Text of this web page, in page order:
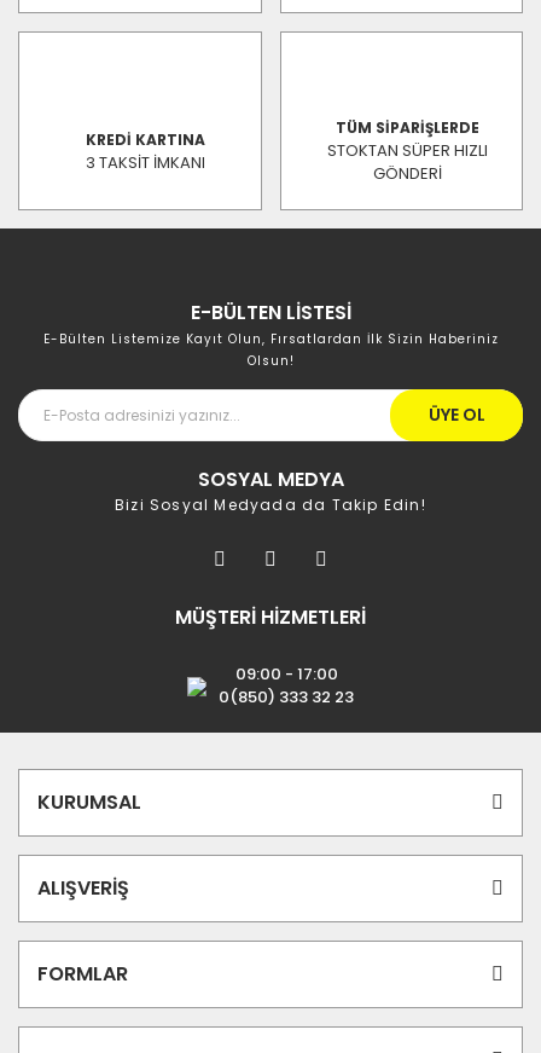
KREDİ KARTINA
3 TAKSİT İMKANI
TÜM SİPARİŞLERDE
STOKTAN SÜPER HIZLI
GÖNDERİ
E-BÜLTEN LİSTESİ
E-Bülten Listemize Kayıt Olun, Fırsatlardan İlk Sizin Haberiniz
Olsun!
ÜYE OL
SOSYAL MEDYA
Bizi Sosyal Medyada da Takip Edin!
MÜŞTERİ HİZMETLERİ
09:00 - 17:00
0(850) 333 32 23
KURUMSAL
ALIŞVERİŞ
FORMLAR